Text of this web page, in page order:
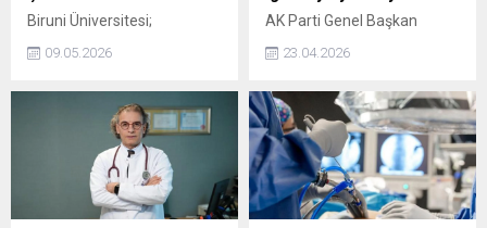
mamayı...
saatlerde yemek...
Biruni Üniversitesi;
Türkiye’den ve Avrupa’dan
bilim insanlarının, siroz
mikrobiyomu ile bağırsak
sağlığı arasında doğrudan
bir bağlantı olduğunu ortaya
çıkaran bir araştırma
yapıldığını aktardı. Yapılan
açıklamada, “Araştırmalar,
09.05.2026
AK Parti Genel Başkan
Yardımcısı Halit Yerebakan,
önümüzdeki 6 sene
doktor sayısının 350 bine
ulaşacağını açıkladı.
Yerebakan, Batı'nın Türk
doktorlarına 'gel' diye
yalvardığını belirtti.
23.04.2026